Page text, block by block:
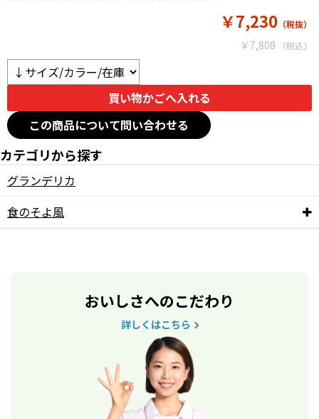
￥7,808
￥7,230
この商品について問い合わせる
カテゴリから探す
グランデリカ
食のそよ風
おいしさへのこだわり
詳しくはこちら